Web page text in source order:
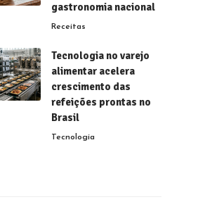
gastronomia nacional
Receitas
Tecnologia no varejo
alimentar acelera
crescimento das
refeições prontas no
Brasil
Tecnologia